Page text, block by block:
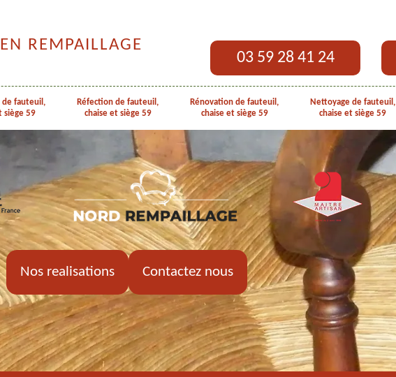
REMPAILLAGE
03 59 28 41 24
de fauteuil,
siège 59
Réfection de fauteuil,
chaise et siège 59
Rénovation de fauteuil,
chaise et siège 59
Nettoyage de fauteuil,
chaise et siège 59
Nos realisations Contactez nous